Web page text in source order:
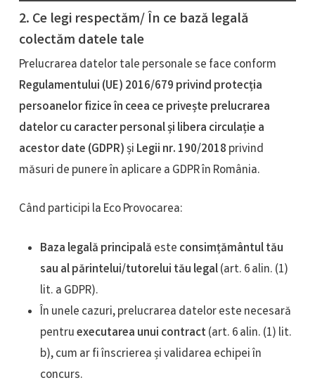
2. Ce legi respectăm/ În ce bază legală
colectăm datele tale
Prelucrarea datelor tale personale se face conform
Regulamentului (UE) 2016/679 privind protecția
persoanelor fizice în ceea ce privește prelucrarea
datelor cu caracter personal și libera circulație a
acestor date (GDPR)și Legii nr. 190/2018 privind
măsuri de punere în aplicare a GDPR în România.
Când participi la Eco Provocarea:
Baza legală principală este consimțământul tău
sau al părintelui/tutorelui tău legal(art. 6 alin. (1)
lit. a GDPR).
În unele cazuri, prelucrarea datelor este necesară
pentruexecutarea unui contract(art. 6 alin. (1) lit.
b), cum ar fi înscrierea și validarea echipei în
concurs.